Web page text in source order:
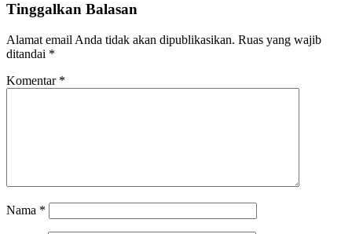
Tinggalkan Balasan
Alamat email Anda tidak akan dipublikasikan. Ruas yang wajib
ditandai *
Komentar *
Nama *